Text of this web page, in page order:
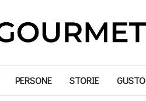
PERSONE STORIE GUSTO